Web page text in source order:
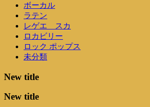
ボーカル
ラテン
レゲエ スカ
ロカビリー
ロック ポップス
未分類
New title
New title